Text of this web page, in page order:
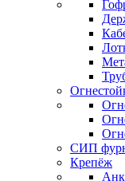
СИП
Крепёж